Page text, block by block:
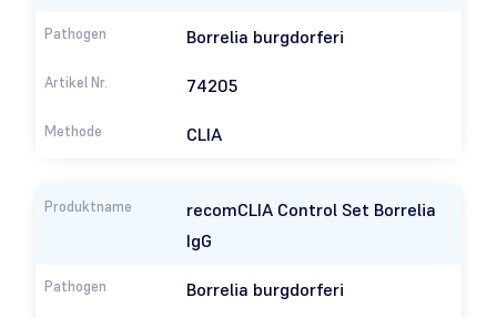
Borrelia burgdorferi
CLIA
74205
recomCLIA Control Set Borrelia
IgG
Borrelia burgdorferi